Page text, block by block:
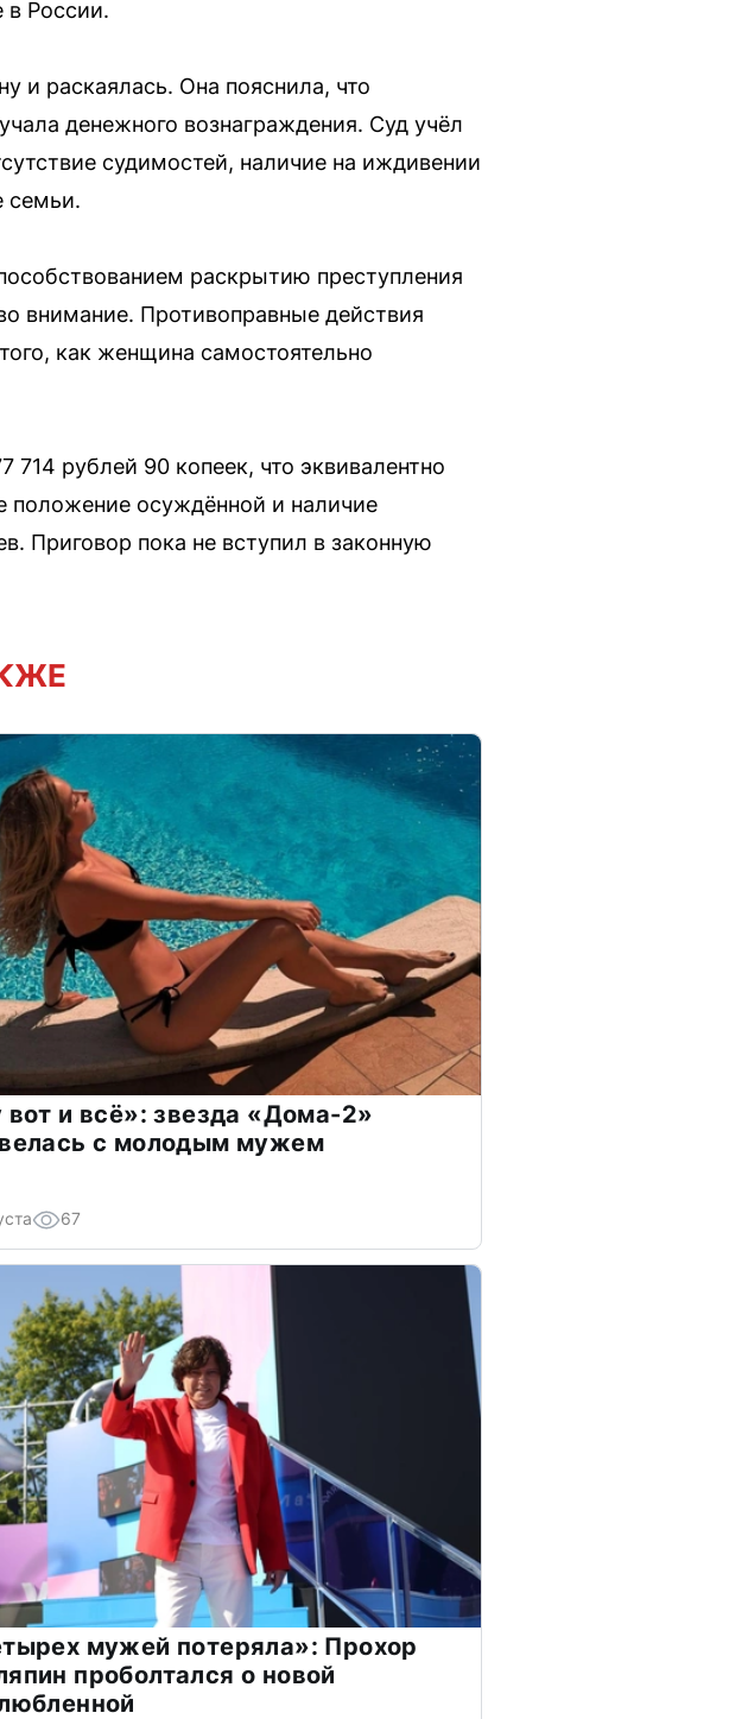
в России.
и раскаялась. Она пояснила, что
денежного вознаграждения. Суд учёл
судимостей, наличие на иждивении
семьи.
раскрытию преступления
внимание. Противоправные действия
как женщина самостоятельно
714 рублей 90 копеек, что эквивалентно
положение осуждённой и наличие
Приговор пока не вступил в законную
вот и всё»: звезда «Дома-2»
с молодым мужем
67
мужей потеряла»: Прохор
проболтался о новой